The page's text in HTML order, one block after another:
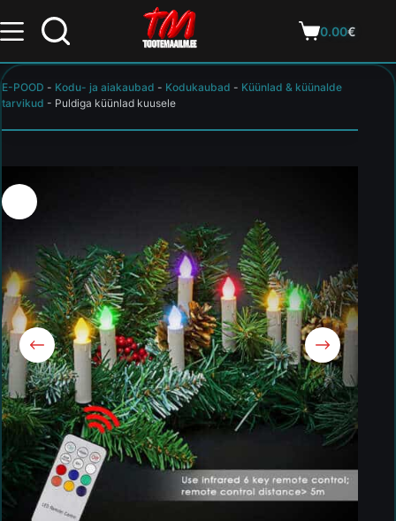
0.00€
E-POOD - Kodu- ja aiakaubad - Kodukaubad - Küünlad & küünalde
tarvikud - Puldiga küünlad kuusele